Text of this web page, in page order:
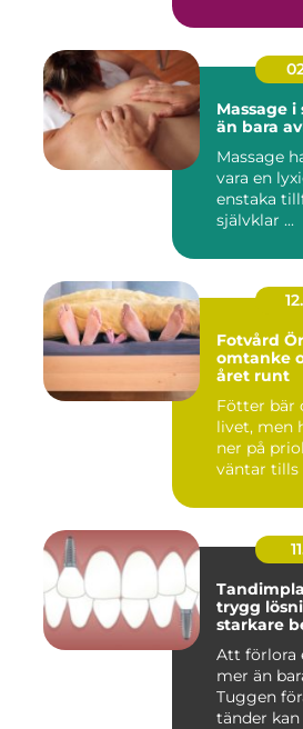
Massage i
än bara
Massage
vara en
enstaka
självklar ...
Fotvård Örebro
omtanke
året runt
Fötter bär
livet, men
ner på
väntar tills
trygg
starkare
Att förlora
mer än
Tuggen
tänder kan